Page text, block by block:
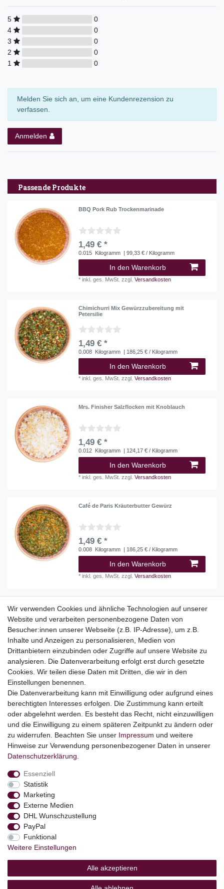
5
0
4
0
3
0
2
0
1
0
Melden Sie sich an, um eine Kundenrezension zu
verfassen.
Anmelden
Passende Produkte
BBQ Pork Rub Trockenmarinade
1,49 € *
0.015 Kilogramm | 99,33 € / Kilogramm
In den Warenkorb
*inkl. ges. MwSt. zzgl.Versandkosten
Chimichurri Mix Gewürzzubereitung mit
Petersilie
1,49 € *
0.008 Kilogramm | 186,25 € / Kilogramm
In den Warenkorb
*inkl. ges. MwSt. zzgl.Versandkosten
Mrs. Finisher Salzflocken mit Knoblauch
1,49 € *
0.012 Kilogramm | 124,17 € / Kilogramm
In den Warenkorb
*inkl. ges. MwSt. zzgl.Versandkosten
Café de Paris Kräuterbutter Gewürz
1,49 € *
0.008 Kilogramm | 186,25 € / Kilogramm
In den Warenkorb
*inkl. ges. MwSt. zzgl.Versandkosten
Top Kategorien
Themen
Ostern
Angebote
stark reduzierte B-Ware
Kundenservice
Versand & Lieferung
Impressum
Barrierefreiheitserklärung
Vertrag widerrufen
Wir verwenden Cookies und ähnliche Technologien auf unserer
Website und verarbeiten personenbezogene Daten von
Besucher:innen unserer Webseite (z.B. IP-Adresse), um z.B.
Inhalte und Anzeigen zu personalisieren, Medien von
Drittanbietern einzubinden oder Zugriffe auf unsere Website zu
analysieren. Die Datenverarbeitung erfolgt erst durch gesetzte
Cookies. Wir teilen diese Daten mit Dritten, die wir in den
Einstellungen benennen.
Die Datenverarbeitung kann mit Einwilligung oder aufgrund eines
berechtigten Interesses erfolgen. Die Zustimmung kann erteilt
oder abgelehnt werden. Es besteht das Recht, nicht einzuwilligen
und die Einwilligung zu einem späteren Zeitpunkt zu ändern oder
zu widerrufen. Beachten Sie unser Impressum und weitere
Hinweise zur Verwendung personenbezogener Daten in unserer
Daten­schutz­erklärung
Essenziell
Statistik
Marketing
Externe Medien
DHL Wunschzustellung
PayPal
Funktional
Weitere Einstellungen
Alle akzeptieren